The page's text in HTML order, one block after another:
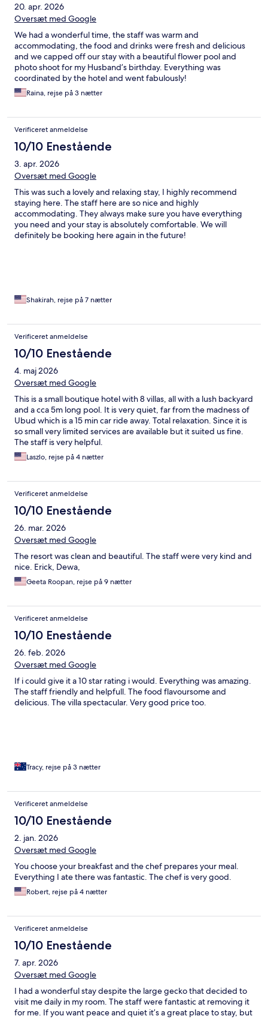
20. apr. 2026
Oversæt med Google
We had a wonderful time, the staff was warm and
accommodating, the food and drinks were fresh and delicious
and we capped off our stay with a beautiful flower pool and
photo shoot for my Husband’s birthday. Everything was
coordinated by the hotel and went fabulously!
Raina, rejse på 3 nætter
Verificeret anmeldelse
10/10 Enestående
3. apr. 2026
Oversæt med Google
This was such a lovely and relaxing stay, I highly recommend
staying here. The staff here are so nice and highly
accommodating. They always make sure you have everything
you need and your stay is absolutely comfortable. We will
definitely be booking here again in the future!
Shakirah, rejse på 7 nætter
Verificeret anmeldelse
10/10 Enestående
4. maj 2026
Oversæt med Google
This is a small boutique hotel with 8 villas, all with a lush backyard
and a cca 5m long pool. It is very quiet, far from the madness of
Ubud which is a 15 min car ride away. Total relaxation. Since it is
so small very limited services are available but it suited us fine.
The staff is very helpful.
Laszlo, rejse på 4 nætter
Verificeret anmeldelse
10/10 Enestående
26. mar. 2026
Oversæt med Google
The resort was clean and beautiful. The staff were very kind and
nice. Erick, Dewa,
Geeta Roopan, rejse på 9 nætter
Verificeret anmeldelse
10/10 Enestående
26. feb. 2026
Oversæt med Google
If i could give it a 10 star rating i would. Everything was amazing.
The staff friendly and helpfull. The food flavoursome and
delicious. The villa spectacular. Very good price too.
Tracy, rejse på 3 nætter
Verificeret anmeldelse
10/10 Enestående
2. jan. 2026
Oversæt med Google
You choose your breakfast and the chef prepares your meal.
Everything I ate there was fantastic. The chef is very good.
Robert, rejse på 4 nætter
Verificeret anmeldelse
10/10 Enestående
7. apr. 2026
Oversæt med Google
I had a wonderful stay despite the large gecko that decided to
visit me daily in my room. The staff were fantastic at removing it
for me. If you want peace and quiet it’s a great place to stay, but